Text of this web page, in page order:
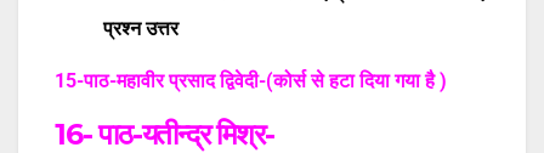
प्रश्न उत्तर
15-पाठ-महावीर प्रसाद द्विवेदी-(कोर्स से हटा दिया गया है )
16- पाठ-यतीन्द्र मिश्र-